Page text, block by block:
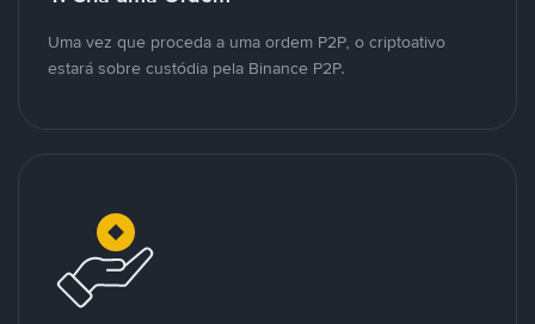
Uma vez que proceda a uma ordem P2P, o criptoativo
estará sobre custódia pela Binance P2P.